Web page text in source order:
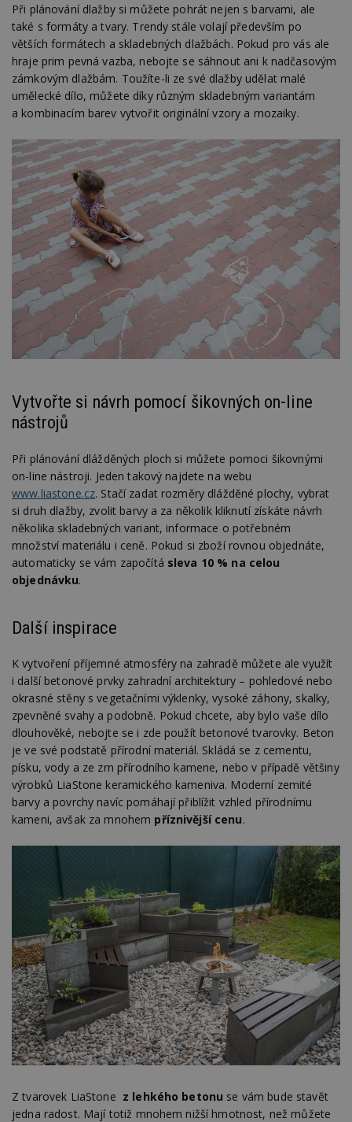
Při plánování dlažby si můžete pohrát nejen s barvami, ale
také s formáty a tvary. Trendy stále volají především po
větších formátech a skladebných dlažbách. Pokud pro vás ale
hraje prim pevná vazba, nebojte se sáhnout ani k nadčasovým
zámkovým dlažbám. Toužíte-li ze své dlažby udělat malé
umělecké dílo, můžete díky různým skladebným variantám
a kombinacím barev vytvořit originální vzory a mozaiky.
Vytvořte si návrh pomocí šikovných on-line
nástrojů
Při plánování dlážděných ploch si můžete pomoci šikovnými
on-line nástroji. Jeden takový najdete na webu
www.liastone.cz. Stačí zadat rozměry dlážděné plochy, vybrat
si druh dlažby, zvolit barvy a za několik kliknutí získáte návrh
několika skladebných variant, informace o potřebném
množství materiálu i ceně. Pokud si zboží rovnou objednáte,
automaticky se vám započítá sleva 10 % na celou
objednávku.
Další inspirace
K vytvoření příjemné atmosféry na zahradě můžete ale využít
i další betonové prvky zahradní architektury – pohledové nebo
okrasné stěny s vegetačními výklenky, vysoké záhony, skalky,
zpevněné svahy a podobně. Pokud chcete, aby bylo vaše dílo
dlouhověké, nebojte se i zde použít betonové tvarovky. Beton
je ve své podstatě přírodní materiál. Skládá se z cementu,
písku, vody a ze zrn přírodního kamene, nebo v případě většiny
výrobků LiaStone keramického kameniva. Moderní zemité
barvy a povrchy navíc pomáhají přiblížit vzhled přírodnímu
kameni, avšak za mnohem příznivější cenu.
Z tvarovek LiaStone z lehkého betonu se vám bude stavět
jedna radost. Mají totiž mnohem nižší hmotnost, než můžete